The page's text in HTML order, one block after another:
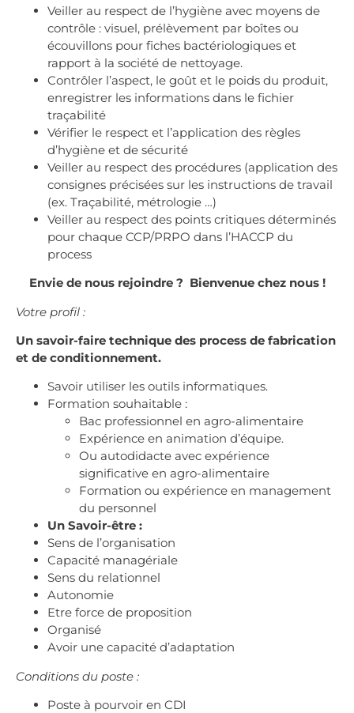
Veiller au respect de l’hygiène avec moyens de
contrôle : visuel, prélèvement par boîtes ou
écouvillons pour fiches bactériologiques et
rapport à la société de nettoyage.
Contrôler l’aspect, le goût et le poids du produit,
enregistrer les informations dans le fichier
traçabilité
Vérifier le respect et l’application des règles
d’hygiène et de sécurité
Veiller au respect des procédures (application des
consignes précisées sur les instructions de travail
(ex. Traçabilité, métrologie …)
Veiller au respect des points critiques déterminés
pour chaque CCP/PRPO dans l’HACCP du
process
Envie de nous rejoindre ? Bienvenue chez nous !
Votre profil :
Un savoir-faire technique des process de fabrication
et de conditionnement.
Savoir utiliser les outils informatiques.
Formation souhaitable :
Bac professionnel en agro-alimentaire
Expérience en animation d’équipe.
Ou autodidacte avec expérience
significative en agro-alimentaire
Formation ou expérience en management
du personnel
Un Savoir-être :
Sens de l’organisation
Capacité managériale
Sens du relationnel
Autonomie
Etre force de proposition
Organisé
Avoir une capacité d’adaptation
Conditions du poste :
Poste à pourvoir en CDI